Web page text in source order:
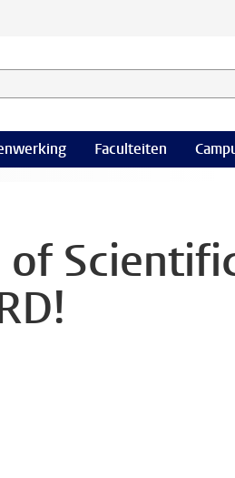
selecteer categorie
Faculteiten
of